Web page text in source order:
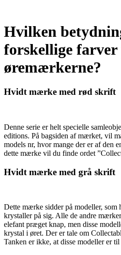
Hvilken
forskellige farver
øremærkerne?
Hvidt mærke med rød skrift
Denne serie er helt specielle
editions. På bagsiden af mærket, vil
models nr, hvor mange der er af den
dette mærke vil du finde ordet
Hvidt mærke med grå skrift
Dette mærke sidder på modeller, som
krystaller på sig. Alle de andre
elefant præget knap, men disse
krystal i øret. Der er tale om
Tanken er ikke, at disse modeller er til